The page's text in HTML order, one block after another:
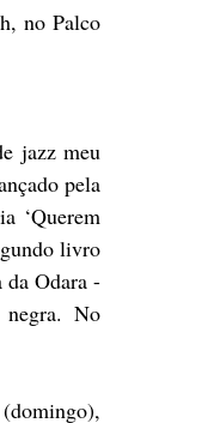
no Palco
jazz meu
pela
‘Querem
livro
da Odara -
negra. No